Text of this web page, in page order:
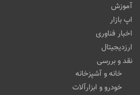
آموزش
اپ بازار
اخبار فناوری
ارزدیجیتال
نقد و بررسی
خانه و آشپزخانه
خودرو و ابزارآلات